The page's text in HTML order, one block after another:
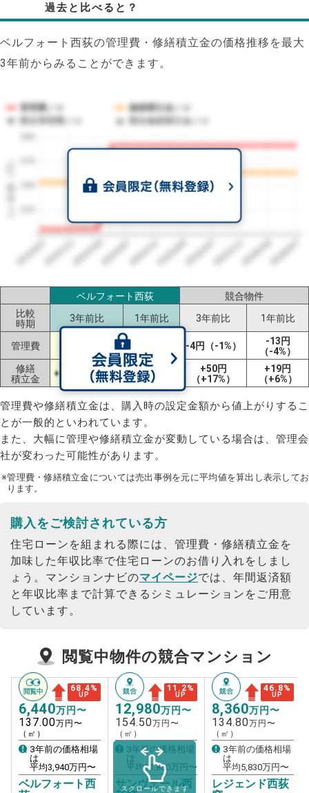
過去と比べると？
ベルフォート西荻の管理費・修繕積立金の価格推移を最大
3年前からみることができます。
1㎡単価（円）
管理費／㎡
修繕積立金／㎡
競合管理費／㎡
競合修繕積立金／㎡
2023/072023/112024/032024/072024/112025/032025/072025/112026/032026/07
ベルフォート西荻
競合物件
比較
時期
3年前比 1年前比 3年前比 1年前比
管理費
（+56%）
（±0%）
-4円（-1%）
-13円
（-4%）
修繕
積立金
+12円（+5%）
±0円
（±0%）
+50円
（+17%）
+19円
（+6%）
管理費や修繕積立金は、購入時の設定金額から値上がりするこ
とが一般的といわれています。
また、大幅に管理や修繕積立金が変動している場合は、管理会
社が変わった可能性があります。
※管理費・修繕積立金については売出事例を元に平均値を算出し表示してお
ります。
購入をご検討されている方
住宅ローンを組まれる際には、管理費・修繕積立金を
加味した年収比率で住宅ローンのお借り入れをしまし
ょう。 マンションナビのマイページでは、年間返済額
と年収比率まで計算できるシミュレーションをご用意
しています。
閲覧中物件の競合マンション
68.4%
UP
6,440万円〜
137.00万円〜
（㎡）
3年前の価格相場
は
平均3,940万円〜
ベルフォート西
11.2%
UP
12,980万円〜
154.50万円〜
（㎡）
3年前の価格相場
は
平均11,860万円〜
サンヴェール西
46.8%
UP
8,360万円〜
134.80万円〜
（㎡）
3年前の価格相場
は
平均5,830万円〜
レジェンド西荻
スクロールできます